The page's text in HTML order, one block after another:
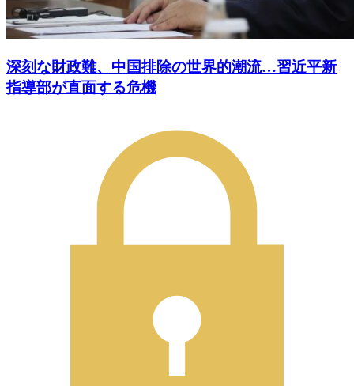
深刻な財政難、中国排除の世界的潮流…習近平新
指導部が直面する危機